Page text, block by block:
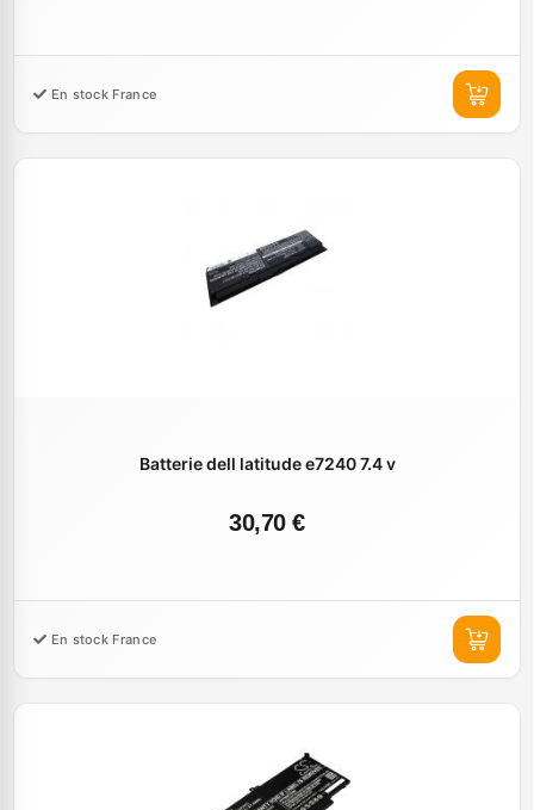
En stock France
Batterie dell latitude e7240 7.4 v
30,70 €
En stock France